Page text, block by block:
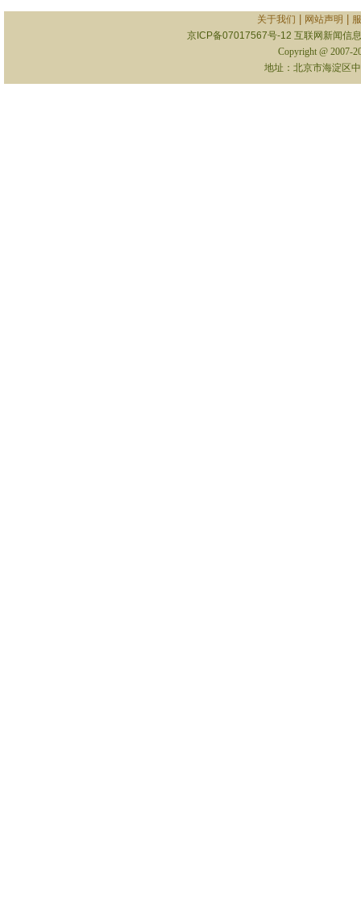
关于我们 网站声明
京ICP备07017567号-12 互联网新闻信
Copyright @ 2007-
地址：北京市海淀区